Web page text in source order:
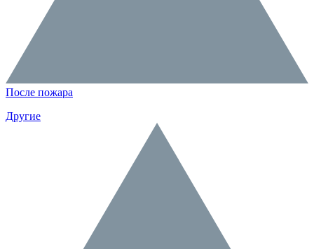
После пожара
Другие